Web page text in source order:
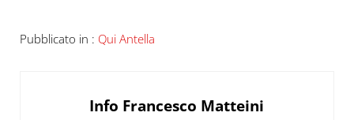
Pubblicato in : Qui Antella
Info Francesco Matteini